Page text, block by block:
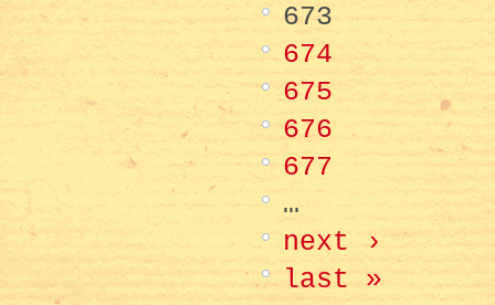
673
674
675
676
677
…
next ›
last »